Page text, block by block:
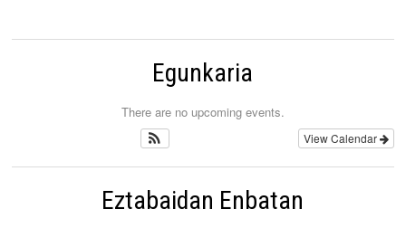
Egunkaria
There are no upcoming events.
View Calendar
Eztabaidan Enbatan